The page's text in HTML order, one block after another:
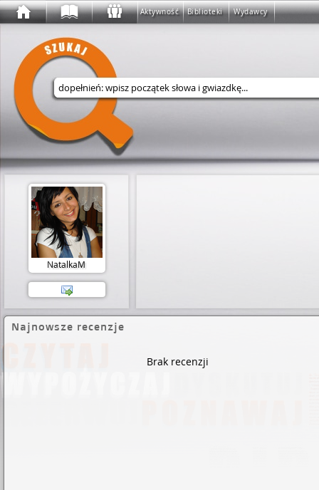
Aktywność Biblioteki Wydawcy
Wyszukaj w serwisie
NatalkaM
Najnowsze recenzje
Brak recenzji